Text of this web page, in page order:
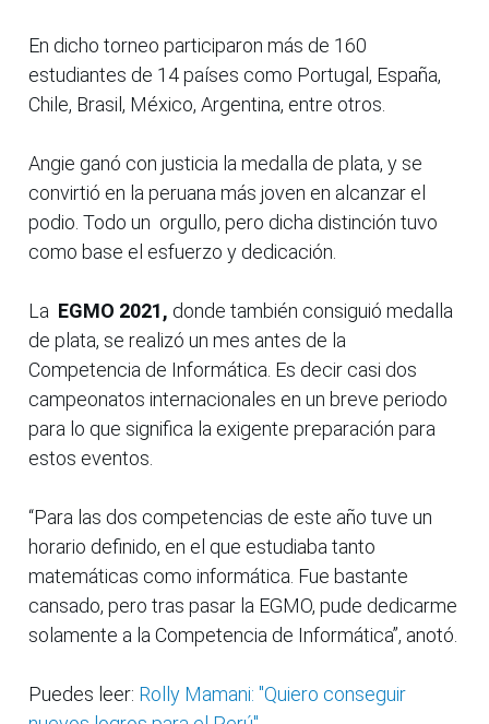
En dicho torneo participaron más de 160
estudiantes de 14 países como Portugal, España,
Chile, Brasil, México, Argentina, entre otros.
Angie ganó con justicia la medalla de plata, y se
convirtió en la peruana más joven en alcanzar el
podio. Todo un orgullo, pero dicha distinción tuvo
como base el esfuerzo y dedicación.
La EGMO 2021, donde también consiguió medalla
de plata, se realizó un mes antes de la
Competencia de Informática. Es decir casi dos
campeonatos internacionales en un breve periodo
para lo que significa la exigente preparación para
estos eventos.
“Para las dos competencias de este año tuve un
horario definido, en el que estudiaba tanto
matemáticas como informática. Fue bastante
cansado, pero tras pasar la EGMO, pude dedicarme
solamente a la Competencia de Informática”, anotó.
Puedes leer: Rolly Mamani: "Quiero conseguir